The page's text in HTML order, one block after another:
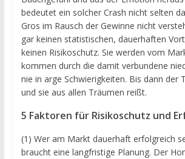
bedeutet ein solcher Crash nicht selten
Gros im Rausch der Gewinne nicht
gar keinen statistischen, dauerhaften
keinen Risikoschutz. Sie werden vom
kommen durch die damit verbundene
nie in arge Schwierigkeiten. Bis dann der
und sie aus allen Träumen reißt.
5 Faktoren für Risikoschutz und
(1) Wer am Markt dauerhaft erfolgreich
braucht eine langfristige Planung. Der